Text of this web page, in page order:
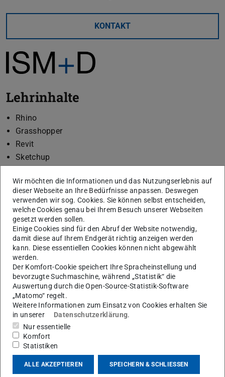
KONTAKT
Lehrinhalte
Rhino
Grasshopper
Revit
Sketchup
Wir möchten die Informationen und das Nutzungserlebnis auf
dieser Webseite an Ihre Bedürfnisse anpassen. Deswegen
verwenden wir sog. Cookies. Sie können selbst entscheiden,
welche Cookies genau bei Ihrem Besuch unserer Webseiten
gesetzt werden sollen.
Einige Cookies sind für den Abruf der Website notwendig,
damit diese auf Ihrem Endgerät richtig anzeigen werden
kann. Diese essentiellen Cookies können nicht abgewählt
werden.
Der Komfort-Cookie speichert Ihre Spracheinstellung und
bevorzugte Suchmaschine, während „Statistik“ die
Auswertung durch die Open-Source-Statistik-Software
„Matomo“ regelt.
Weitere Informationen zum Einsatz von Cookies erhalten Sie
in unserer
Datenschutzerklärung.
Nur essentielle
Komfort
Statistiken
ALLE AKZEPTIEREN SPEICHERN & SCHLIESSEN